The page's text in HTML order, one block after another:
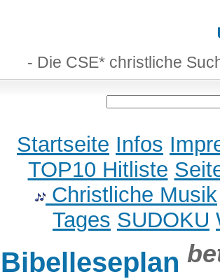
- Die CSE* christliche
Startseite Infos
TOP10 Hitliste
Christliche Musik
Tages SUDOKU
Bibelleseplan